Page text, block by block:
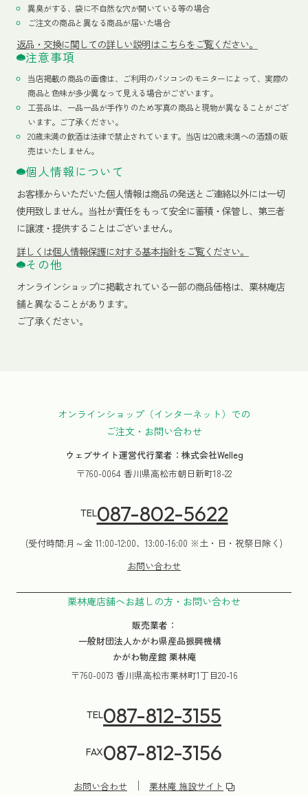
異臭がする、袋に不自然な穴が開いている等の場合
ご注文の商品と異なる商品が届いた場合
返品・交換に関しての詳しい説明はこちらをご覧ください。
注意事項
当店掲載の商品の画像は、ご利用のパソコンのモニターによって、実際の
商品と色味が多少異なって見える場合がございます。
工芸品は、一品一品が手作りのため写真の商品と現物が異なることがござ
います。ご了承ください。
20歳未満の飲酒は法律で禁止されています。当店は20歳未満への酒類の販
売はいたしません。
個人情報について
お客様からいただいた個人情報は商品の発送とご連絡以外には一切
使用致しません。当社が責任をもって安全に蓄積・保管し、第三者
に譲渡・提供することはございません。
詳しくは個人情報保護に対する基本指針をご覧ください。
その他
オンラインショップに掲載されている一部の商品価格は、栗林庵店
舗と異なることがあります。
ご了承ください。
オンラインショップ（インターネット）での
ご注文・お問い合わせ
ウェブサイト運営代行業者：株式会社Welleg
〒760-0064 香川県高松市朝日新町18-22
TEL087-802-5622
(受付時間:月～金 11:00-12:00、13:00-16:00 ※土・日・祝祭日除く)
お問い合わせ
栗林庵店舗へお越しの方・お問い合わせ
販売業者：
一般財団法人かがわ県産品振興機構
かがわ物産館 栗林庵
〒760-0073 香川県高松市栗林町1丁目20-16
TEL087-812-3155
FAX087-812-3156
お問い合わせ 栗林庵 施設サイト